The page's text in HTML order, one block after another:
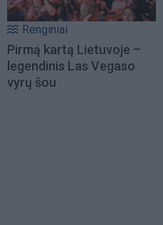
Renginiai
Pirmą kartą Lietuvoje –
legendinis Las Vegaso
vyrų šou